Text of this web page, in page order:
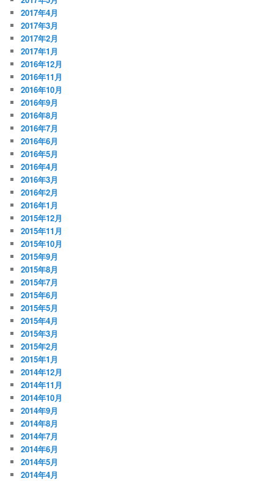
2017年4月
2017年3月
2017年2月
2017年1月
2016年12月
2016年11月
2016年10月
2016年9月
2016年8月
2016年7月
2016年6月
2016年5月
2016年4月
2016年3月
2016年2月
2016年1月
2015年12月
2015年11月
2015年10月
2015年9月
2015年8月
2015年7月
2015年6月
2015年5月
2015年4月
2015年3月
2015年2月
2015年1月
2014年12月
2014年11月
2014年10月
2014年9月
2014年8月
2014年7月
2014年6月
2014年5月
2014年4月